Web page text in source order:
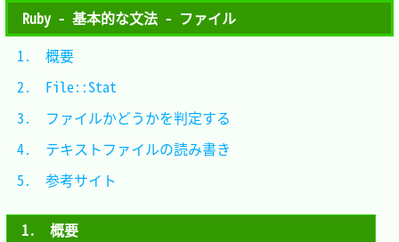
Ruby - 基本的な文法 - ファイル
1.　概要